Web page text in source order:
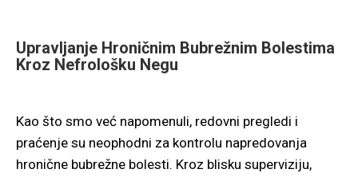
Upravljanje Hroničnim Bubrežnim Bolestima
Kroz Nefrološku Negu
Kao što smo već napomenuli, redovni pregledi i
praćenje su neophodni za kontrolu napredovanja
hronične bubrežne bolesti. Kroz blisku superviziju,